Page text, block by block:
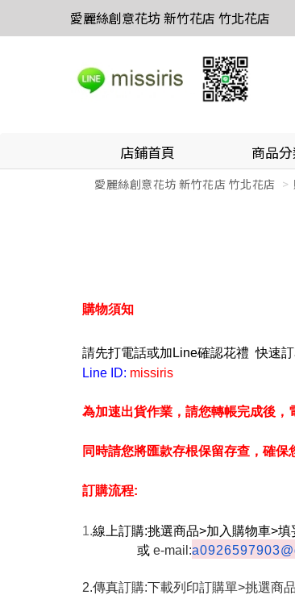
愛麗絲創意花坊 新竹花店 竹北花店
店鋪首頁 商品
愛麗絲創意花坊 新竹花店 竹北花店
購物須知
請先打電話或加Line確認花禮 快速
Line ID: missiris
為加速出貨作業，請您轉帳完成後，
同時請您將匯款存根保留存查，確保
訂購流程:
1.線上訂購:挑選商品>加入購物車>
或 e-mail:
2.傳真訂購:下載列印訂購單>挑選商